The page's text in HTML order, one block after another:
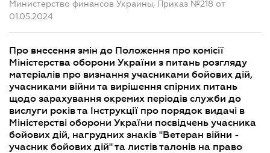
Министерство финансов Украины, Приказ №218 от
01.05.2024
Про внесення змін до Положення про комісії
Міністерства оборони України з питань розгляду
матеріалів про визнання учасниками бойових дій,
учасниками війни та вирішення спірних питань
щодо зарахування окремих періодів служби до
вислуги років та Інструкції про порядок видачі в
Міністерстві оборони України посвідчень учасника
бойових дій, нагрудних знаків "Ветеран війни -
учасник бойових дій" та листів талонів на право